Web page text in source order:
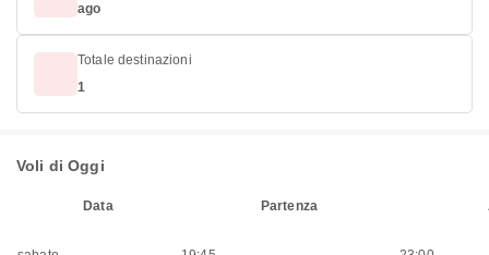
ago
Totale destinazioni
1
Voli di Oggi
Data Partenza